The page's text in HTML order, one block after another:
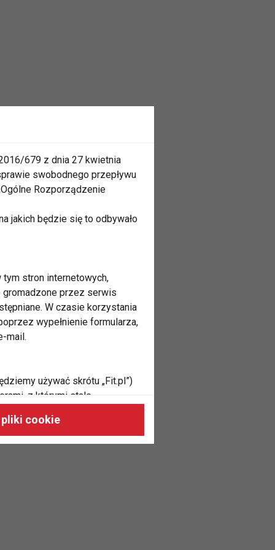
679 z dnia 27 kwietnia
swobodnego przepływu
Rozporządzenie
jakich będzie się to odbywało
tym stron internetowych,
gromadzone przez serwis
W czasie korzystania
wypełnienie formularza,
mail.
używać skrótu „Fit.pl”)
z którymi stale
oraz do
odpowiadać Twoim
cookie